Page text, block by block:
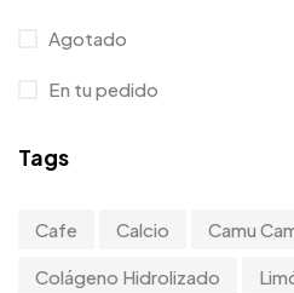
Agotado
En tu pedido
Tags
Cafe Calcio Camu
Colágeno Hidrolizado